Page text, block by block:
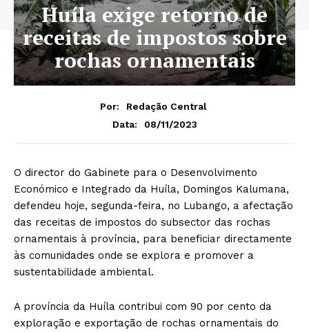
Huíla exige retorno de
receitas de impostos sobre
rochas ornamentais
Por:
Redação Central
Data:
08/11/2023
O director do Gabinete para o Desenvolvimento
Económico e Integrado da Huíla, Domingos Kalumana,
defendeu hoje, segunda-feira, no Lubango, a afectação
das receitas de impostos do subsector das rochas
ornamentais à província, para beneficiar directamente
às comunidades onde se explora e promover a
sustentabilidade ambiental.
A província da Huíla contribui com 90 por cento da
exploração e exportação de rochas ornamentais do